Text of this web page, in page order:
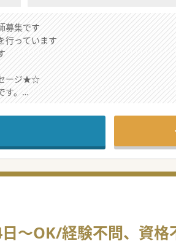
募集です
行っています
ージ★☆
す。
療を行っております。
ど、業務の負担を分散し、プライベート
お問い合わせください。
～OK/経験不問、資